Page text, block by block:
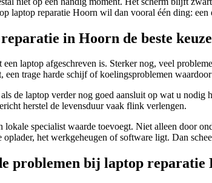
laptop reparatie Hoorn wil dan vooral één ding:
in Hoorn de beste
laptop afgeschreven is. Sterker nog, veel
een trage harde schijf of koelingsproblemen
de laptop verder nog goed aansluit op wat u
herstel de levensduur vaak flink verlengen.
lokale specialist waarde toevoegt. Niet alleen door
het werkgeheugen of software ligt. Dan
problemen bij laptop reparatie